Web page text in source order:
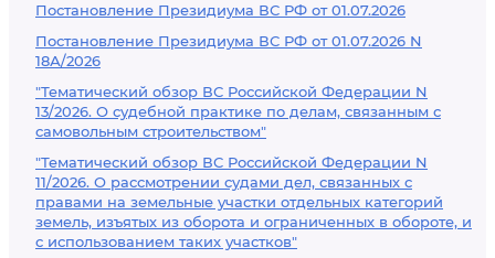
Постановление Президиума ВС РФ от 01.07.2026
Постановление Президиума ВС РФ от 01.07.2026 N
18А/2026
"Тематический обзор ВС Российской Федерации N
13/2026. О судебной практике по делам, связанным с
самовольным строительством"
"Тематический обзор ВС Российской Федерации N
11/2026. О рассмотрении судами дел, связанных с
правами на земельные участки отдельных категорий
земель, изъятых из оборота и ограниченных в обороте, и
с использованием таких участков"